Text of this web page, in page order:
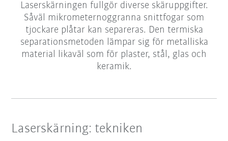
Laserskärningen fullgör diverse skäruppgifter.
Såväl mikrometernoggranna snittfogar som
tjockare plåtar kan separeras. Den termiska
separationsmetoden lämpar sig för metalliska
material likaväl som för plaster, stål, glas och
keramik.
Laserskärning: tekniken